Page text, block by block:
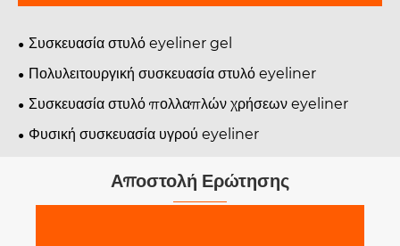
Συσκευασία στυλό eyeliner gel
Πολυλειτουργική συσκευασία στυλό eyeliner
Συσκευασία στυλό πολλαπλών χρήσεων eyeliner
Φυσική συσκευασία υγρού eyeliner
Αποστολή Ερώτησης